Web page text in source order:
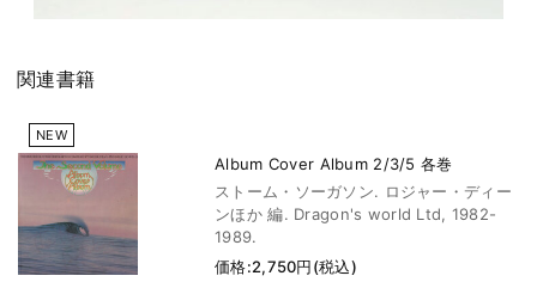
関連書籍
NEW
Album Cover Album 2/3/5 各巻
ストーム・ソーガソン. ロジャー・ディー
ンほか 編. Dragon's world Ltd, 1982-
1989.
価格:2,750円(税込)